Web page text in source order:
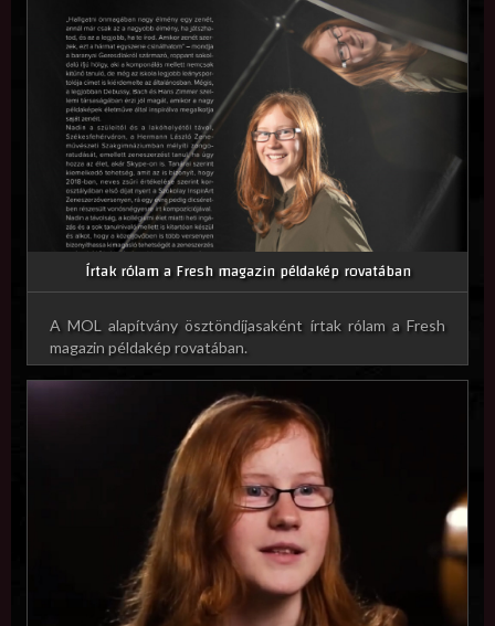
Írtak rólam a Fresh magazin példakép rovatában
A MOL alapítvány ösztöndíjasaként írtak rólam a Fresh
magazin példakép rovatában.